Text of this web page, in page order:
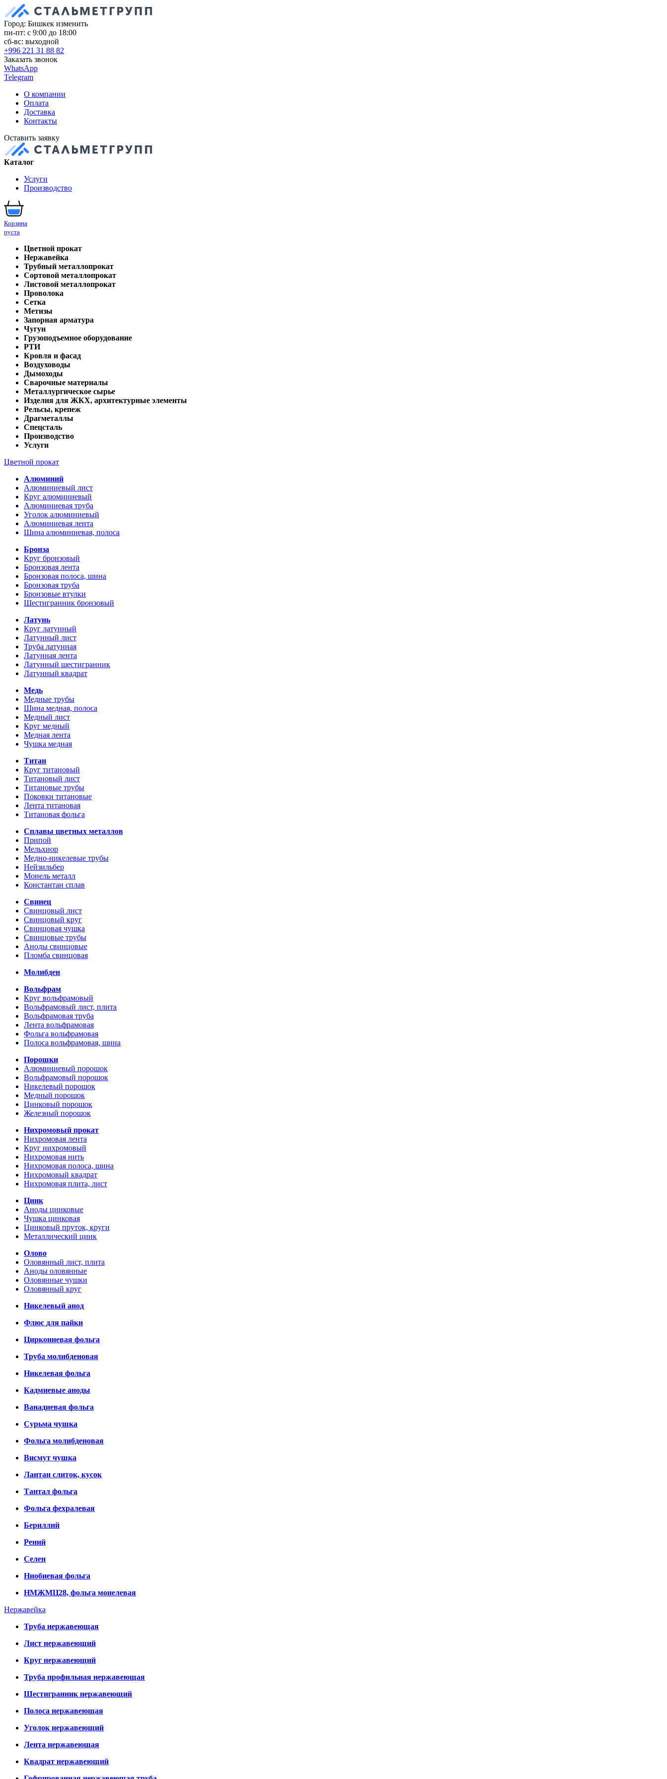
Город: Бишкек изменить
пн-пт: с 9:00 до 18:00
сб-вс: выходной
+996 221 31 88 82
Заказать звонок
WhatsApp
Telegram
О компании
Оплата
Доставка
Контакты
Оставить заявку
Каталог
Услуги
Производство
Корзина
пуста
Цветной прокат
Нержавейка
Трубный металлопрокат
Сортовой металлопрокат
Листовой металлопрокат
Проволока
Сетка
Метизы
Запорная арматура
Чугун
Грузоподъемное оборудование
РТИ
Кровля и фасад
Воздуховоды
Дымоходы
Сварочные материалы
Металлургическое сырье
Изделия для ЖКХ, архитектурные элементы
Рельсы, крепеж
Драгметаллы
Спецсталь
Производство
Услуги
Цветной прокат
Алюминий
Алюминиевый лист
Круг алюминиевый
Алюминиевая труба
Уголок алюминиевый
Алюминиевая лента
Шина алюминиевая, полоса
Бронза
Круг бронзовый
Бронзовая лента
Бронзовая полоса, шина
Бронзовая труба
Бронзовые втулки
Шестигранник бронзовый
Латунь
Круг латунный
Латунный лист
Труба латунная
Латунная лента
Латунный шестигранник
Латунный квадрат
Медь
Медные трубы
Шина медная, полоса
Медный лист
Круг медный
Медная лента
Чушка медная
Титан
Круг титановый
Титановый лист
Титановые трубы
Поковки титановые
Лента титановая
Титановая фольга
Сплавы цветных металлов
Припой
Мельхиор
Медно-никелевые трубы
Нейзильбер
Монель металл
Константан сплав
Свинец
Свинцовый лист
Свинцовый круг
Свинцовая чушка
Свинцовые трубы
Аноды свинцовые
Пломба свинцовая
Молибден
Вольфрам
Круг вольфрамовый
Вольфрамовый лист, плита
Вольфрамовая труба
Лента вольфрамовая
Фольга вольфрамовая
Полоса вольфрамовая, шина
Порошки
Алюминиевый порошок
Вольфрамовый порошок
Никелевый порошок
Медный порошок
Цинковый порошок
Железный порошок
Нихромовый прокат
Нихромовая лента
Круг нихромовый
Нихромовая нить
Нихромовая полоса, шина
Нихромовый квадрат
Нихромовая плита, лист
Цинк
Аноды цинковые
Чушка цинковая
Цинковый пруток, круги
Металлический цинк
Олово
Оловянный лист, плита
Аноды оловянные
Оловянные чушки
Оловянный круг
Никелевый анод
Флюс для пайки
Циркониевая фольга
Труба молибденовая
Никелевая фольга
Кадмиевые аноды
Ванадиевая фольга
Сурьма чушка
Фольга молибденовая
Висмут чушка
Лантан слиток, кусок
Тантал фольга
Фольга фехралевая
Бериллий
Рений
Селен
Ниобиевая фольга
НМЖМЦ28, фольга монелевая
Нержавейка
Труба нержавеющая
Лист нержавеющий
Круг нержавеющий
Труба профильная нержавеющая
Шестигранник нержавеющий
Полоса нержавеющая
Уголок нержавеющий
Лента нержавеющая
Квадрат нержавеющий